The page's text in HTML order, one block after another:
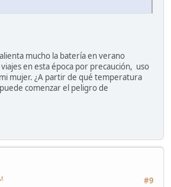
mucho la batería en verano
en esta época por precaución, uso
mujer. ¿A partir de qué temperatura
comenzar el peligro de
#9